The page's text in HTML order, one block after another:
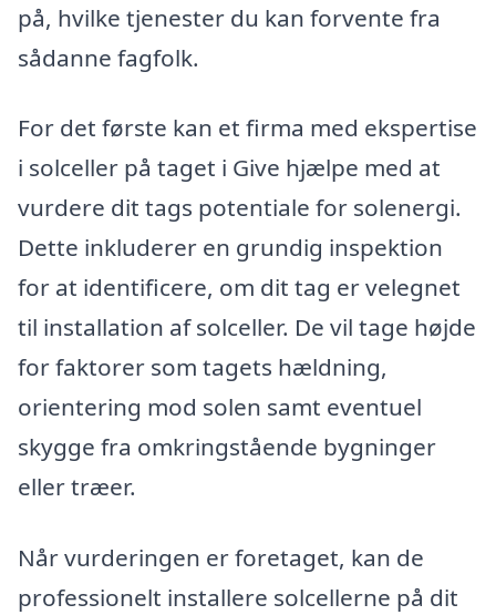
på, hvilke tjenester du kan forvente fra
sådanne fagfolk.
For det første kan et firma med ekspertise
i solceller på taget i Give hjælpe med at
vurdere dit tags potentiale for solenergi.
Dette inkluderer en grundig inspektion
for at identificere, om dit tag er velegnet
til installation af solceller. De vil tage højde
for faktorer som tagets hældning,
orientering mod solen samt eventuel
skygge fra omkringstående bygninger
eller træer.
Når vurderingen er foretaget, kan de
professionelt installere solcellerne på dit